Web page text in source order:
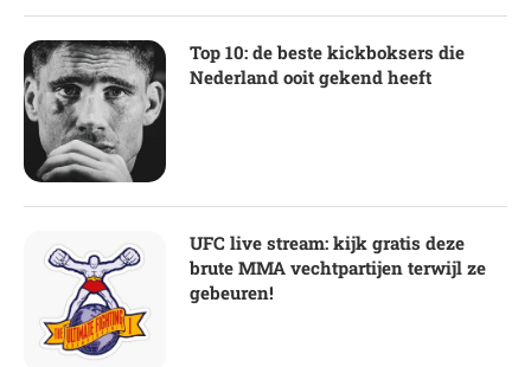
Top 10: de beste kickboksers die
Nederland ooit gekend heeft
UFC live stream: kijk gratis deze
brute MMA vechtpartijen terwijl ze
gebeuren!